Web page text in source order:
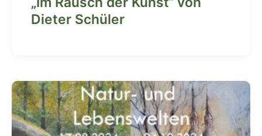
Dieter Schüler